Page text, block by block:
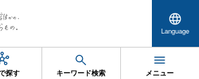
Language
探す キーワード検索 メニュー